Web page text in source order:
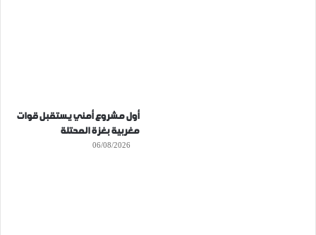
أول مشروع أمني يستقبل قوات
مغربية بغزة المحتلة
06/08/2026